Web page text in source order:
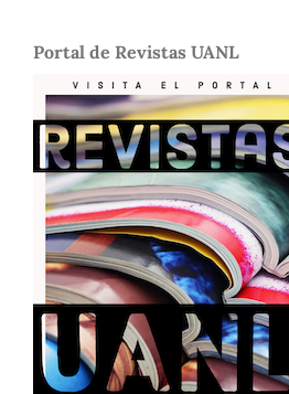
Portal de Revistas UANL